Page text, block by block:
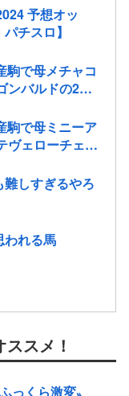
予想オッ
チスロ】
駒で母メチャコ
ンバルドの2歳
駒で母ミニーア
ヴェローチェの
難しすぎるやろ
われる馬
スメ！
っくら激変〟